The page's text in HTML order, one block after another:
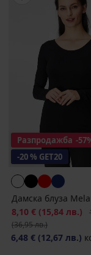
Разпродажба -
-20 % GET20
Дамска блуза
Намаление
8,10 € (15,84 лв.)
(36,95 лв.)
6,48 € (12,67 лв.)